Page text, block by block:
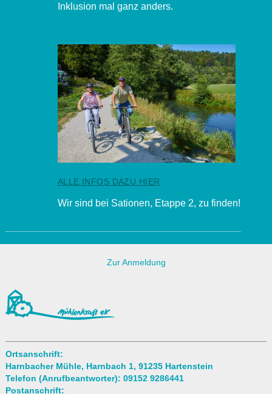
Inklusion mal ganz anders.
ALLE INFOS DAZU HIER
Wir sind bei Sationen, Etappe 2, zu finden!
Zur Anmeldung
Ortsanschrift:
Harnbacher Mühle, Harnbach 1, 91235 Hartenstein
Telefon (Anrufbeantworter): 09152 9286441
Postanschrift: